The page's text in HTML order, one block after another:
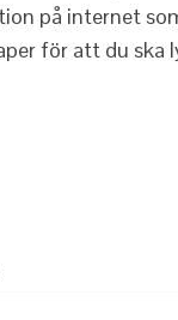
på internet
för att du ska